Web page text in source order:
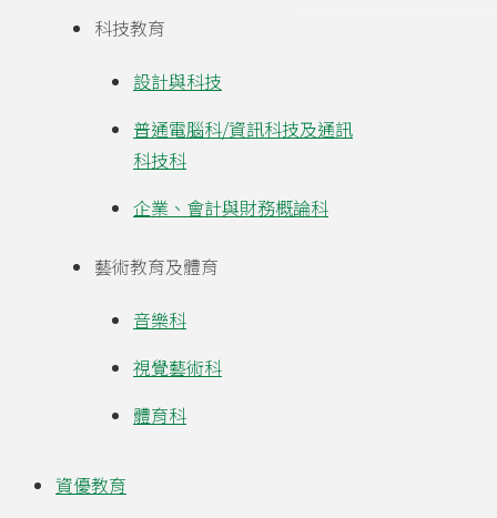
科技教育
設計與科技
普通電腦科/資訊科技及通訊
科技科
企業、會計與財務概論科
藝術教育及體育
音樂科
視覺藝術科
體育科
資優教育